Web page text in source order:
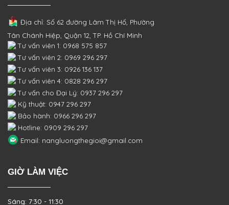
Địa chỉ: Số 62 đường Lâm Thị Hố, Phường
Tân Chánh Hiệp, Quận 12, TP. Hồ Chí Minh
Tư vấn viên 1: 0968 575 857
Tư vấn viên 2: 0969 296 297
Tư vấn viên 3: 0926 136 137
Tư vấn viên 4: 0828 296 297
Tư vấn cho Đại Lý: 0937 296 297
Kỹ thuật: 0947 296 297
Bảo hành: 0966 296 297
Hotline: 0909 296 297
Email: nangluongthegioi@gmail.com
GIỜ LÀM VIỆC
Sáng: 7:30 - 11:30